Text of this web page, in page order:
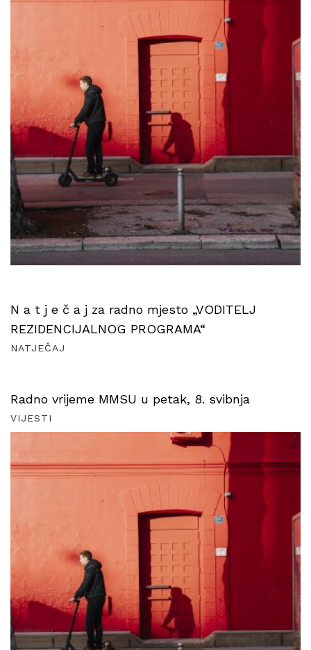
N a t j e č a j za radno mjesto „VODITELJ
REZIDENCIJALNOG PROGRAMA“
NATJEČAJ
Radno vrijeme MMSU u petak, 8. svibnja
VIJESTI